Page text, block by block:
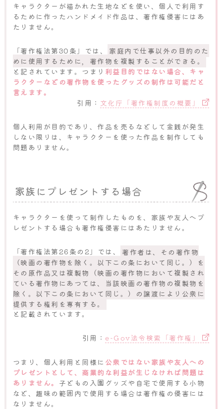
キャラクターが描かれた生地などを使い、個人で利用す
るために作ったハンドメイド作品は、著作権侵害にはあ
たりません。
「著作権法第30条」では、
家庭内で仕事以外の目的のた
めに使用するために，著作物を複製することができる。
と記されています。つまり 利益目的ではない場合、キャ
ラクターなどの著作物を使ったグッズの制作は可能だと
言えます。
引用： 文化庁「著作権制度の概要」
個人利用が目的であり、作品を売るなどして金銭が発生
しない限りは、キャラクターを使った作品を制作しても
問題ありません。
家族にプレゼントする場合
キャラクターを使って制作したものを、家族や友人へプ
レゼントする場合も著作権侵害にはあたりません。
「著作権法第26条の2」では、
著作者は、その著作物
（映画の著作物を除く。以下この条において同じ。）を
その原作品又は複製物（映画の著作物において複製され
ている著作物にあつては、当該映画の著作物の複製物を
除く。以下この条において同じ。）の譲渡により公衆に
提供する権利を専有する。
と記載されています。
引用：e-Gov法令検索「著作権」
つまり、個人利用と同様に 公衆ではない家族や友人への
プレゼントとして、商業的な利益が生じなければ問題は
ありません。 子どもの入園グッズや自宅で使用する小物
など、趣味の範囲内で使用する場合は著作権の侵害には
なりません。